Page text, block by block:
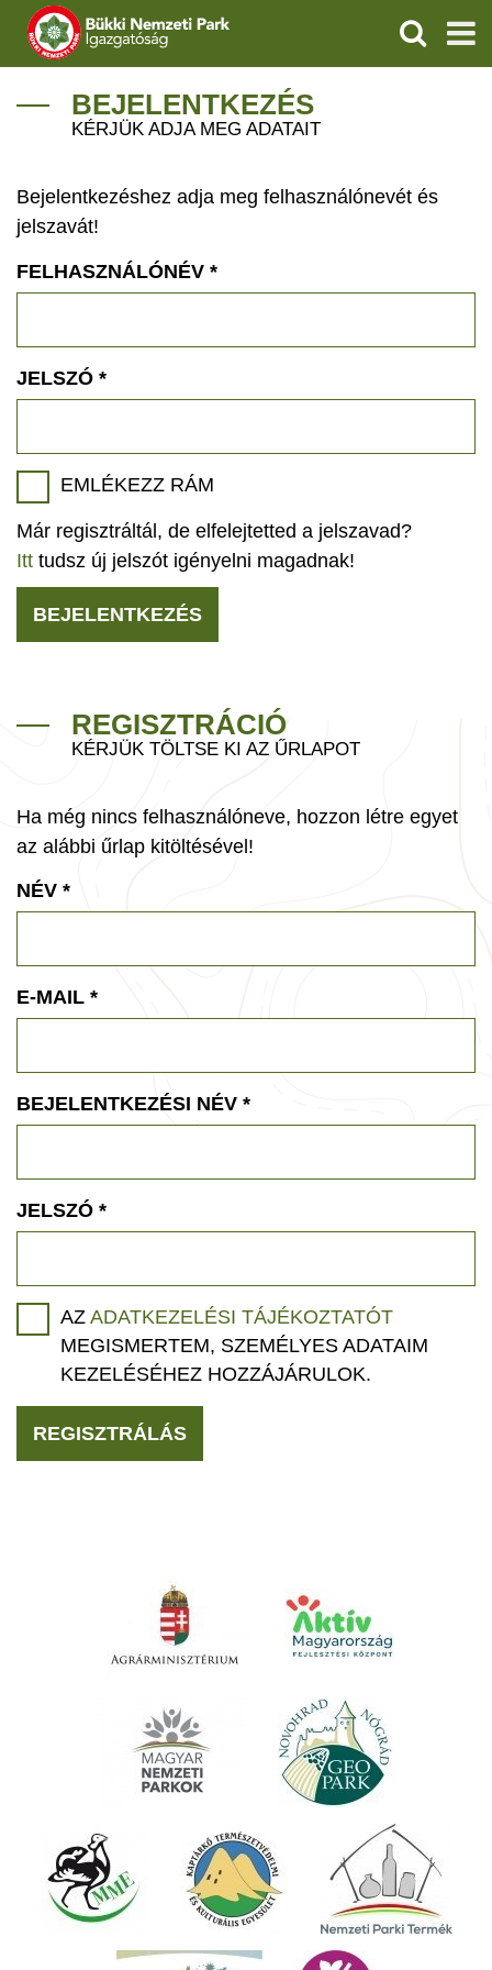
IGAZGATÓSÁG
VÍZVÉDELEM
ÖKOTURIZMUS
GEOPARKOK
KERESÉS
BEJELENTKEZÉS
KÉRJÜK ADJA MEG ADATAIT
Bejelentkezéshez adja meg felhasználónevét és
jelszavát!
FELHASZNÁLÓNÉV *
JELSZÓ *
EMLÉKEZZ RÁM
Már regisztráltál, de elfelejtetted a jelszavad?
Itt tudsz új jelszót igényelni magadnak!
BEJELENTKEZÉS
REGISZTRÁCIÓ
KÉRJÜK TÖLTSE KI AZ ŰRLAPOT
Ha még nincs felhasználóneve, hozzon létre egyet
az alábbi űrlap kitöltésével!
NÉV *
E-MAIL *
BEJELENTKEZÉSI NÉV *
JELSZÓ *
AZ ADATKEZELÉSI TÁJÉKOZTATÓT
MEGISMERTEM, SZEMÉLYES ADATAIM
KEZELÉSÉHEZ HOZZÁJÁRULOK.
REGISZTRÁLÁS